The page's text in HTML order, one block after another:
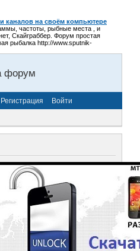
каналов на своём компьютере
частоты, рыбные места , и
Скайграббер. Форум простая
рыбалка http://www.sputnik-
форум
Регистрация Войти